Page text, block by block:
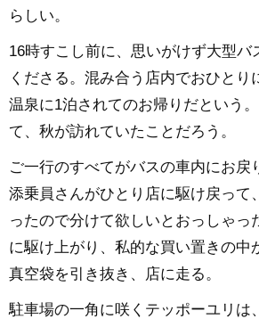
らしい。
16時すこし前に、思いがけず大型バ
くださる。混み合う店内でおひとり
温泉に1泊されてのお帰りだという
て、秋が訪れていたことだろう。
ご一行のすべてがバスの車内にお戻
添乗員さんがひとり店に駆け戻って
ったので分けて欲しいとおっしゃっ
に駆け上がり、私的な買い置きの中
真空袋を引き抜き、店に走る。
駐車場の一角に咲くテッポーユリは